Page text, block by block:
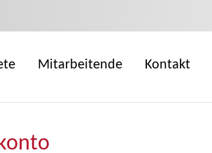
Mitarbeitende Kontakt